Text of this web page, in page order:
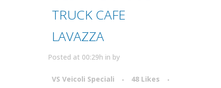
TRUCK CAFE
LAVAZZA
Posted at 00:29h in by
VS Veicoli Speciali 48 Likes